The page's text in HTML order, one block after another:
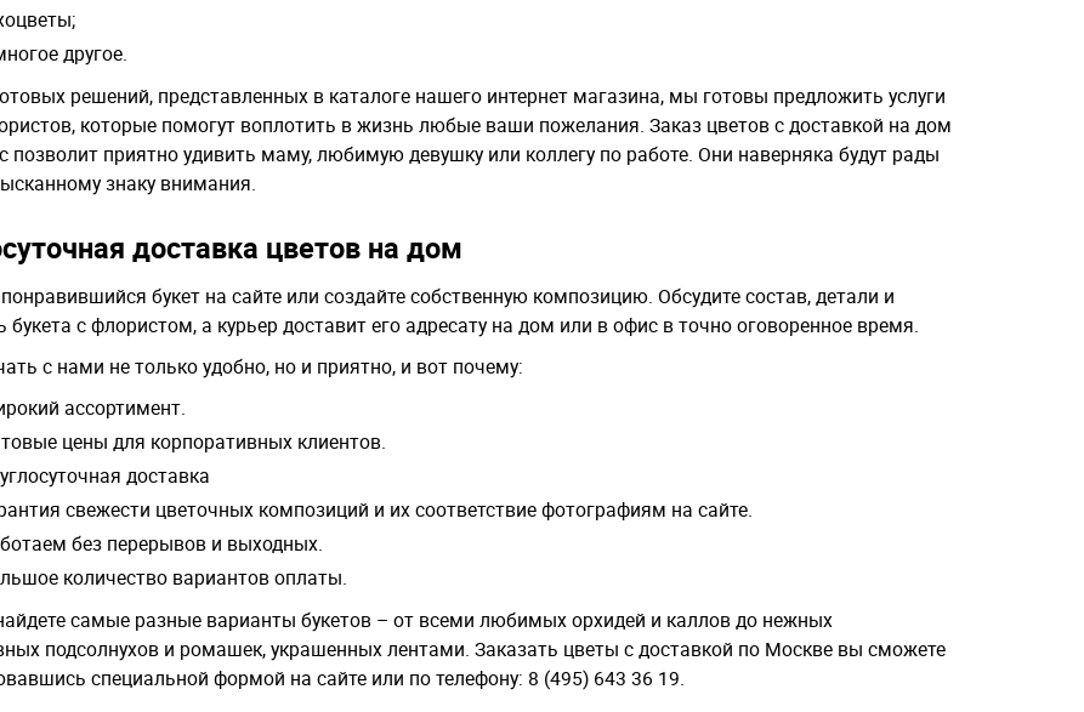
другое.
решений, представленных в каталоге нашего интернет магазина, мы готовы предложить услуги
которые помогут воплотить в жизнь любые ваши пожелания. Заказ цветов с доставкой на дом
позволит приятно удивить маму, любимую девушку или коллегу по работе. Они наверняка будут рады
знаку внимания.
доставка цветов на дом
букет на сайте или создайте собственную композицию. Обсудите состав, детали и
букета с флористом, а курьер доставит его адресату на дом или в офис в точно оговоренное время.
с нами не только удобно, но и приятно, и вот почему:
ассортимент.
цены для корпоративных клиентов.
доставка
свежести цветочных композиций и их соответствие фотографиям на сайте.
без перерывов и выходных.
количество вариантов оплаты.
самые разные варианты букетов – от всеми любимых орхидей и каллов до нежных
подсолнухов и ромашек, украшенных лентами. Заказать цветы с доставкой по Москве вы сможете
специальной формой на сайте или по телефону: 8 (495) 643 36 19.